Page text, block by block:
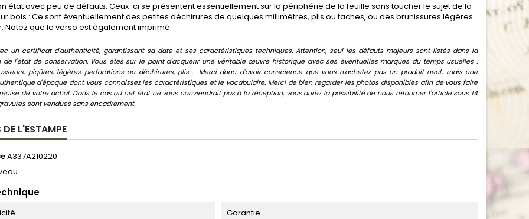
état avec peu de défauts. Ceux-ci se présentent essentiellement sur la périphérie de la feuille sans toucher le sujet de la
bois : Ce sont éventuellement des petites déchirures de quelques millimètres, plis ou taches, ou des brunissures légères
Notez que le verso est également imprimé.
un certificat d'authenticité, garantissant sa date et ses caractéristiques techniques. Attention, seul les défauts majeurs sont listés dans la
de l'état de conservation. Vous êtes sur le point d'acquérir une véritable œuvre historique avec ses éventuelles marques du temps usuelles :
piqûres, légères perforations ou déchirures, plis ... Merci donc d'avoir conscience que vous n'achetez pas un produit neuf, mais une
d'époque dont vous connaissez les caractéristiques et le vocabulaire. Merci de bien regarder les photos disponibles afin de vous faire
de votre achat. Dans le cas où cet état ne vous conviendrait pas à la réception, vous aurez la possibilité de nous retourner l'article sous 14
sont vendues sans encadrement.
DE L'ESTAMPE
A337A210220
Garantie